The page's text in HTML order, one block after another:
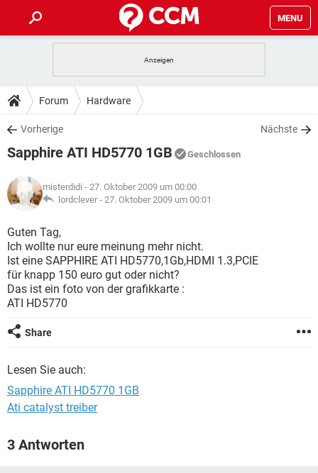
MENU
ANDROID
WINDOWS 10
WHATSAPP TIKTOK
FACEBOOK
TIPPS & TRICKS
SPIELE
WHATSAPP TIKTOK
DOWNLOADS
SPIELE STREAMING
ANDROID
WINDOWS 10 INSTAGRAM
WHATSAPP
FACEBOOK HARDWARE
FORUM
SPIELE STREAMING
WINDOWS 10
WHATSAPP TIKTOK
FACEBOOK HARDWARE
LEXIKON
SPIELE
ANDROID IOS
WINDOWS 10 INSTAGRAM
WHATSAPP
FACEBOOK
Forum Hardware
Vorherige Nächste
Sapphire ATI HD5770 1GB Geschlossen
misterdidi - 27. Oktober 2009 um 00:00
lordclever - 27. Oktober 2009 um 00:01
Guten Tag,
Ich wollte nur eure meinung mehr nicht.
Ist eine SAPPHIRE ATI HD5770,1Gb,HDMI 1.3,PCIE
für knapp 150 euro gut oder nicht?
Das ist ein foto von der grafikkarte :
ATI HD5770
Share
Lesen Sie auch:
Sapphire ATI HD5770 1GB
Ati catalyst treiber
3 Antworten